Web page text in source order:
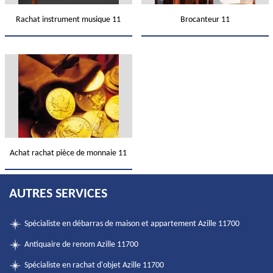
Rachat instrument musique 11 Brocanteur 11
Achat rachat pièce de monnaie 11
AUTRES SERVICES
Spécialiste en débarras de maison et appartement Azille 11700
Antiquaire de renom Azille 11700
Spécialiste en rachat d'objet Azille 11700